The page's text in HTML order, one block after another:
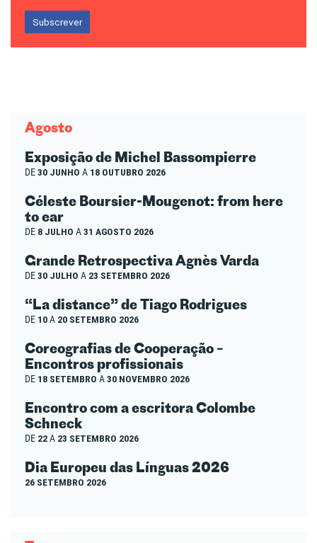
Subscrever
Agosto
Exposição de Michel Bassompierre
DE30 JUNHO A 18 OUTUBRO 2026
Céleste Boursier-Mougenot: from here
to ear
DE 8 JULHO A31 AGOSTO 2026
Grande Retrospectiva Agnès Varda
DE30 JULHO A 23 SETEMBRO 2026
“La distance” de Tiago Rodrigues
DE 10A 20 SETEMBRO 2026
Coreografias de Cooperação –
Encontros profissionais
DE 18 SETEMBRO A30 NOVEMBRO 2026
Encontro com a escritora Colombe
Schneck
DE 22A 23 SETEMBRO 2026
Dia Europeu das Línguas 2026
26 SETEMBRO 2026